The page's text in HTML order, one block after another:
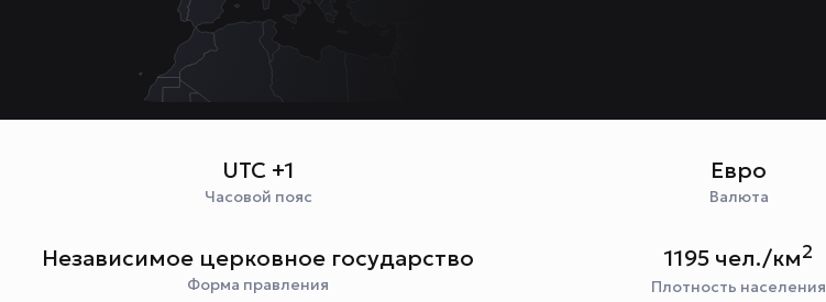
UTC +1
Часовой пояс
Евро
Валюта
Независимое церковное государство
Форма правления
1195 чел./км2
Плотность населения